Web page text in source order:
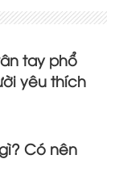
tay phổ
yêu thích
Có nên